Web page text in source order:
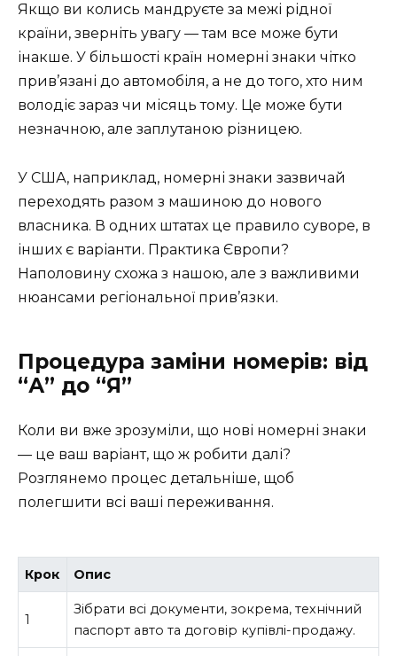
Якщо ви колись мандруєте за межі рідної
країни, зверніть увагу — там все може бути
інакше. У більшості країн номерні знаки чітко
прив’язані до автомобіля, а не до того, хто ним
володіє зараз чи місяць тому. Це може бути
незначною, але заплутаною різницею.
У США, наприклад, номерні знаки зазвичай
переходять разом з машиною до нового
власника. В одних штатах це правило суворе, в
інших є варіанти. Практика Європи?
Наполовину схожа з нашою, але з важливими
нюансами регіональної прив’язки.
Процедура заміни номерів: від
“А” до “Я”
Коли ви вже зрозуміли, що нові номерні знаки
— це ваш варіант, що ж робити далі?
Розглянемо процес детальніше, щоб
полегшити всі ваші переживання.
Крок Опис
1
Зібрати всі документи, зокрема, технічний
паспорт авто та договір купівлі-продажу.